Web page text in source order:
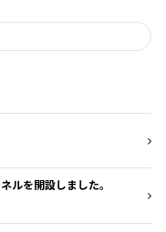
ルを開設しました。